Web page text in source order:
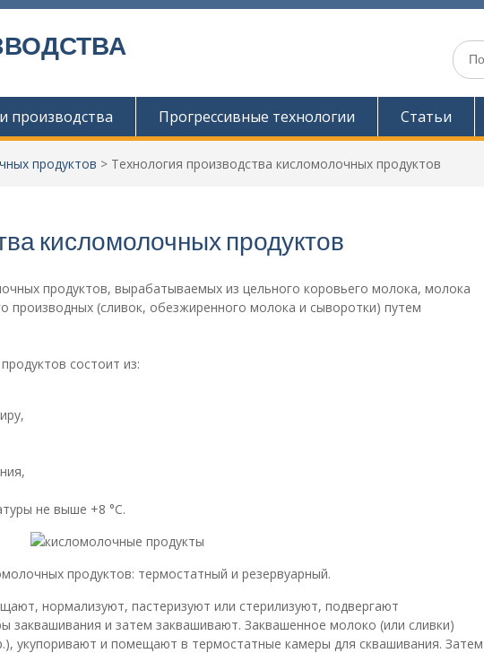
И
с
ь
производства Прогрессивные технологии Статьи
продуктов > Технология производства кисломолочных продуктов
кисломолочных продуктов
продуктов, вырабатываемых из цельного коровьего молока, молока
производных (сливок, обезжиренного молока и сыворотки) путем
состоит из:
не выше +8 °С.
продуктов: термостатный и резервуарный.
нормализуют, пастеризуют или стерилизуют, подвергают
заквашивания и затем заквашивают. Заквашенное молоко (или сливки)
укупоривают и помещают в термостатные камеры для сквашивания. Затем